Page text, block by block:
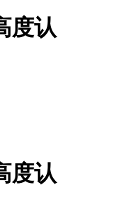
度认
度认